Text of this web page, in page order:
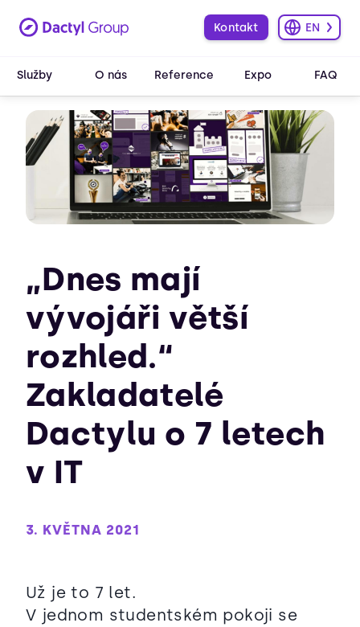
Služby O nás Reference Expo FAQ
Kontakt EN
„Dnes mají
vývojáři větší
rozhled.“
Zakladatelé
Dactylu o 7 letech
v IT
3. KVĚTNA 2021
Už je to 7 let.
V jednom studentském pokoji se